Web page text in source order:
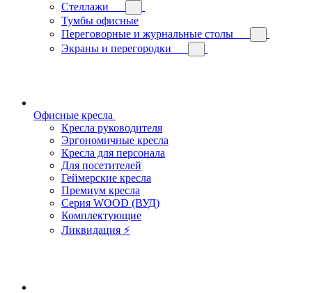
Стеллажи
Тумбы офисные
Переговорные и журнальные столы
Экраны и перегородки
Офисные кресла
Кресла руководителя
Эргономичные кресла
Кресла для персонала
Для посетителей
Геймерские кресла
Премиум кресла
Серия WOOD (ВУД)
Комплектующие
Ликвидация ⚡